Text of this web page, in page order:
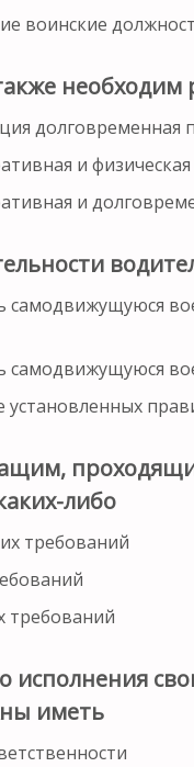
воинские
необходим
долговременная
и
и
самодвижущуюся
самодвижущуюся
установленных
либо
требований
требований
исполнения
иметь